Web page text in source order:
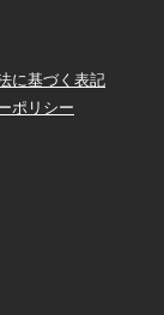
に基づく表記
ポリシー